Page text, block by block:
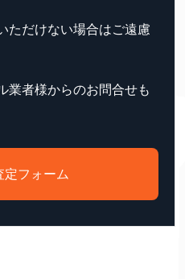
ただけない場合はご遠慮
者様からのお問合せも
定フォーム